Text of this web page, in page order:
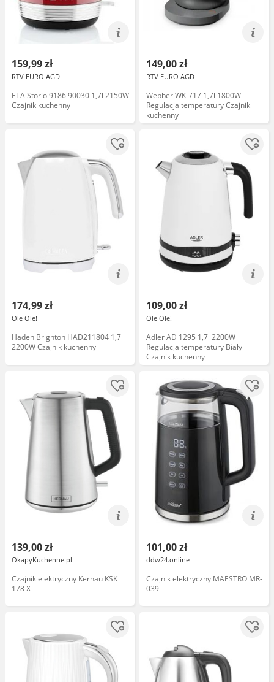
159,99 zł
RTV EURO AGD
ETA Storio 9186 90030 1,7l 2150W
Czajnik kuchenny
149,00 zł
RTV EURO AGD
Webber WK-717 1,7l 1800W
Regulacja temperatury Czajnik
kuchenny
174,99 zł
Ole Ole!
Haden Brighton HAD211804 1,7l
2200W Czajnik kuchenny
109,00 zł
Ole Ole!
Adler AD 1295 1,7l 2200W
Regulacja temperatury Biały
Czajnik kuchenny
139,00 zł
OkapyKuchenne.pl
Czajnik elektryczny Kernau KSK
178 X
101,00 zł
ddw24.online
Czajnik elektryczny MAESTRO MR-
039